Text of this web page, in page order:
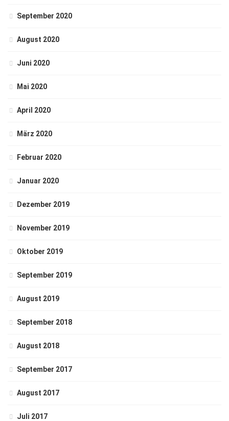
September 2020
August 2020
Juni 2020
Mai 2020
April 2020
März 2020
Februar 2020
Januar 2020
Dezember 2019
November 2019
Oktober 2019
September 2019
August 2019
September 2018
August 2018
September 2017
August 2017
Juli 2017